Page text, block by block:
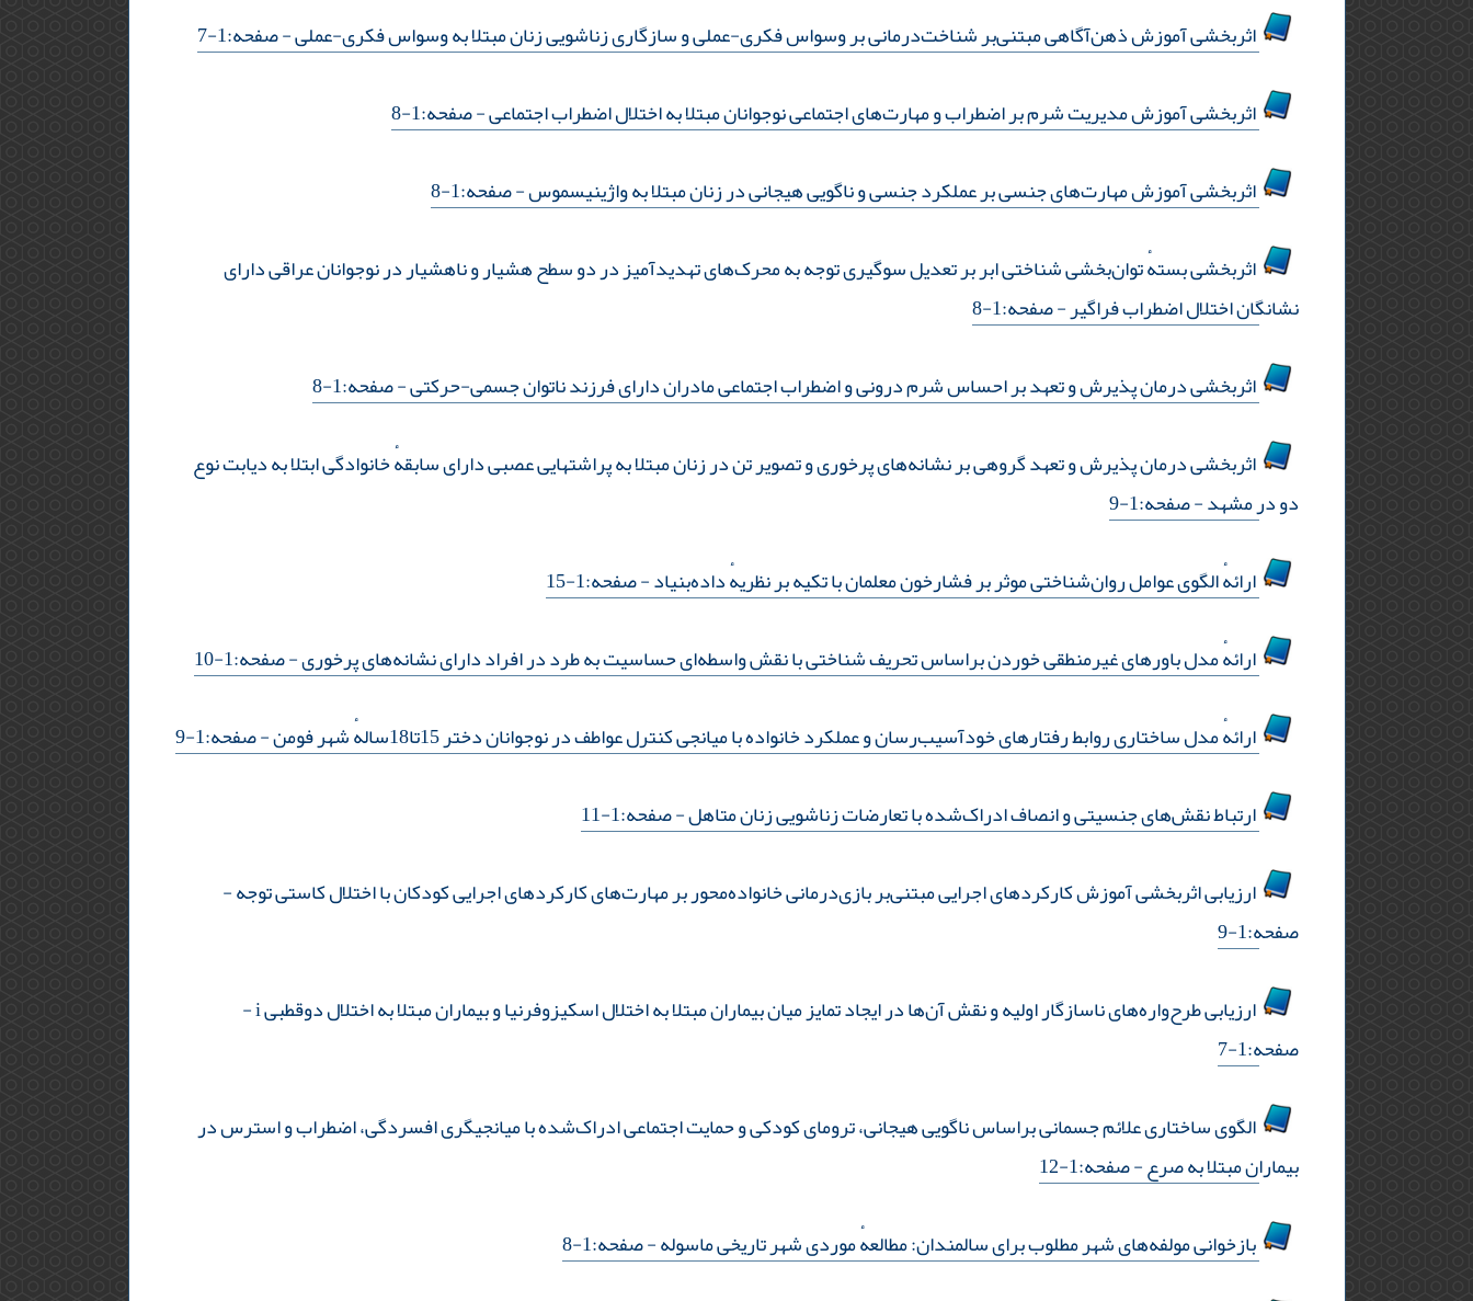
اثربخشی آموزش ذهن‌آگاهی مبتنی‌بر شناخت‌درمانی بر وسواس فکری-عملی و سازگاری زناشویی زنان مبتلا به وسواس فکری-عملی- صفحه:1-7
اثربخشی آموزش مدیریت شرم بر اضطراب و مهارت‌های اجتماعی نوجوانان مبتلا به اختلال اضطراب اجتماعی- صفحه:1-8
اثربخشی آموزش مهارت‌های جنسی بر عملکرد جنسی و ناگویی هیجانی در زنان مبتلا به واژینیسموس- صفحه:1-8
اثربخشی بستهٔ توان‌بخشی شناختی ابر بر تعدیل سوگیری توجه به محرک‌های تهدیدآمیز در دو سطح هشیار و ناهشیار در نوجوانان عراقی دارای
نشانگان اختلال اضطراب فراگیر- صفحه:1-8
اثربخشی درمان پذیرش و تعهد بر احساس شرم درونی و اضطراب اجتماعی مادران دارای فرزند ناتوان جسمی-حرکتی- صفحه:1-8
اثربخشی درمان پذیرش و تعهد گروهی بر نشانه‌های پرخوری و تصویر تن در زنان مبتلا به پراشتهایی عصبی دارای سابقهٔ خانوادگی ابتلا به دیابت نوع
دو در مشهد- صفحه:1-9
ارائهٔ الگوی عوامل روان‌شناختی موثر بر فشارخون معلمان با تکیه بر نظریهٔ داده‌بنیاد- صفحه:1-15
ارائهٔ مدل باورهای غیرمنطقی خوردن براساس تحریف شناختی با نقش واسطه‌ای حساسیت به طرد در افراد دارای نشانه‌های پرخوری- صفحه:1-10
ارائهٔ مدل ساختاری روابط رفتارهای خودآسیب‌رسان و عملکرد خانواده با میانجی کنترل عواطف در نوجوانان دختر 15تا18سالهٔ شهر فومن
- صفحه:1-9
ارتباط نقش‌های جنسیتی و انصاف ادراک‌شده با تعارضات زناشویی زنان متاهل- صفحه:1-11
ارزیابی اثربخشی آموزش کارکردهای اجرایی مبتنی‌بر بازی‌درمانی خانواده‌محور بر مهارت‌های کارکردهای اجرایی کودکان با اختلال کاستی توجه-
صفحه:1-9
ارزیابی طرح‌واره‌های ناسازگار اولیه و نقش آن‌ها در ایجاد تمایز میان بیماران مبتلا به اختلال اسکیزوفرنیا و بیماران مبتلا به اختلال دوقطبی i -
صفحه:1-7
الگوی ساختاری علائم جسمانی براساس ناگویی هیجانی، ترومای کودکی و حمایت اجتماعی ادراک‌شده با میانجیگری افسردگی، اضطراب و استرس در
بیماران مبتلا به صرع- صفحه:1-12
بازخوانی مولفه‌های شهر مطلوب برای سالمندان: مطالعهٔ موردی شهر تاریخی ماسوله- صفحه:1-8